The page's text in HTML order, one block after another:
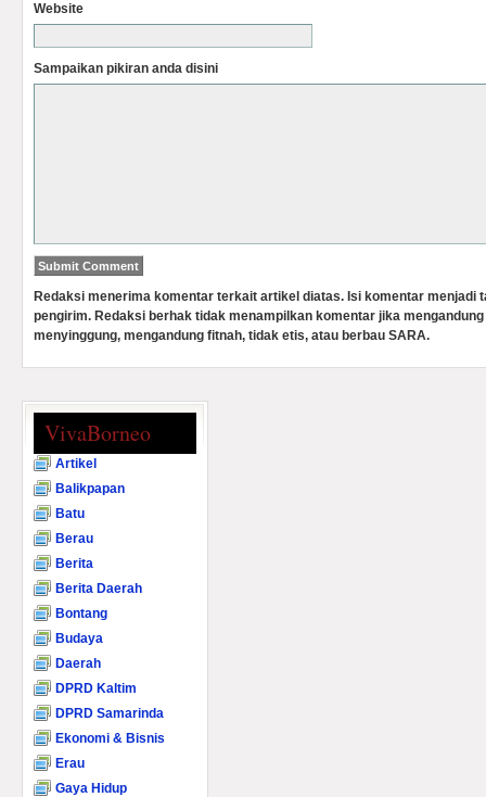
Website
Sampaikan pikiran anda disini
Redaksi menerima komentar terkait artikel diatas. Isi komentar menjadi
pengirim. Redaksi berhak tidak menampilkan komentar jika
menyinggung, mengandung fitnah, tidak etis, atau berbau SARA.
VivaBorneo
Artikel
Balikpapan
Batu
Berau
Berita
Berita Daerah
Bontang
Budaya
Daerah
DPRD Kaltim
DPRD Samarinda
Ekonomi & Bisnis
Erau
Gaya Hidup